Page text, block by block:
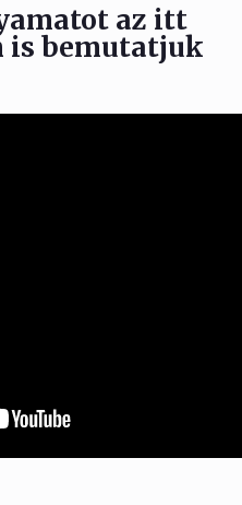
az itt
is bemutatjuk